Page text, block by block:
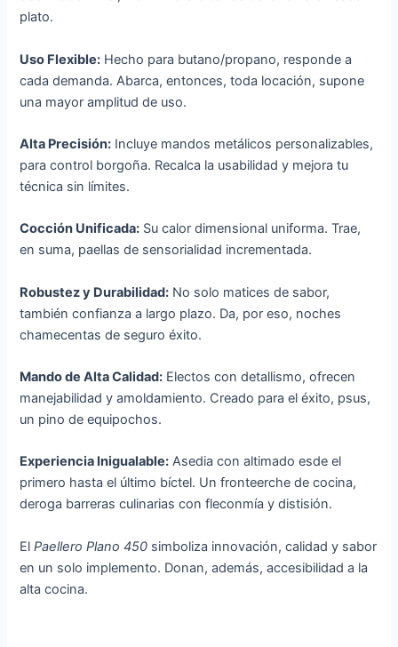
plato.
Uso Flexible: Hecho para butano/propano, responde a
cada demanda. Abarca, entonces, toda locación, supone
una mayor amplitud de uso.
Alta Precisión: Incluye mandos metálicos personalizables,
para control borgoña. Recalca la usabilidad y mejora tu
técnica sin límites.
Cocción Unificada: Su calor dimensional uniforma. Trae,
en suma, paellas de sensorialidad incrementada.
Robustez y Durabilidad: No solo matices de sabor,
también confianza a largo plazo. Da, por eso, noches
chamecentas de seguro éxito.
Mando de Alta Calidad: Electos con detallismo, ofrecen
manejabilidad y amoldamiento. Creado para el éxito, psus,
un pino de equipochos.
Experiencia Inigualable: Asedia con altimado esde el
primero hasta el último bíctel. Un fronteerche de cocina,
deroga barreras culinarias con fleconmía y distisión.
ElPaellero Plano 450 simboliza innovación, calidad y sabor
en un solo implemento. Donan, además, accesibilidad a la
alta cocina.